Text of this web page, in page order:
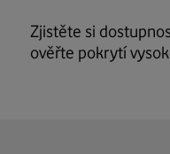
Zjistěte si
ověřte pokrytí